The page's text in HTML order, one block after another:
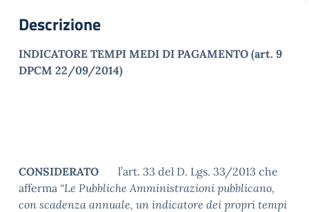
Descrizione
INDICATORE TEMPI MEDI DI PAGAMENTO (art. 9
DPCM 22/09/2014)
CONSIDERATO l’art. 33 del D. Lgs. 33/2013 che
afferma “Le Pubbliche Amministrazioni pubblicano,
con scadenza annuale, un indicatore dei propri tempi